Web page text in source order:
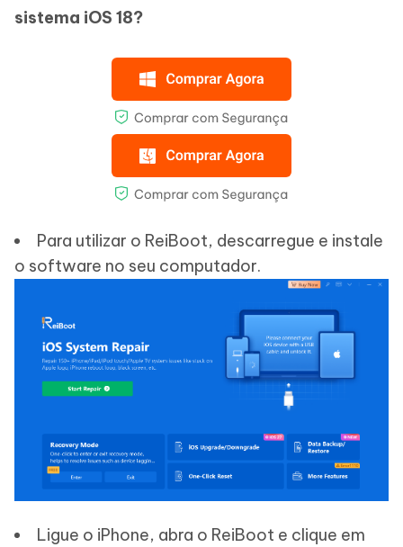
sistema iOS 18?
Para utilizar o ReiBoot, descarregue e instale
o software no seu computador.
Ligue o iPhone, abra o ReiBoot e clique em